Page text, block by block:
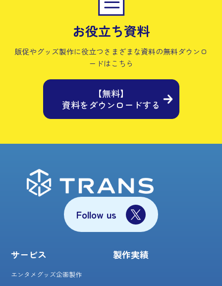
お役立ち資料
販促やグッズ製作に役立つさまざまな資料の無料ダウンロ
ードはこちら
【無料】
資料をダウンロードする
Follow us
サービス
エンタメグッズ企画製作
製作実績